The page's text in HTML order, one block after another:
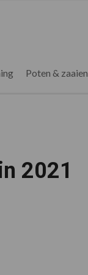
Poten & zaaien
2021